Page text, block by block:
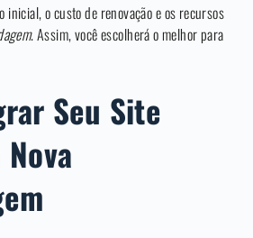
inicial, o custo de renovação e os recursos
. Assim, você escolherá o melhor para
Seu Site